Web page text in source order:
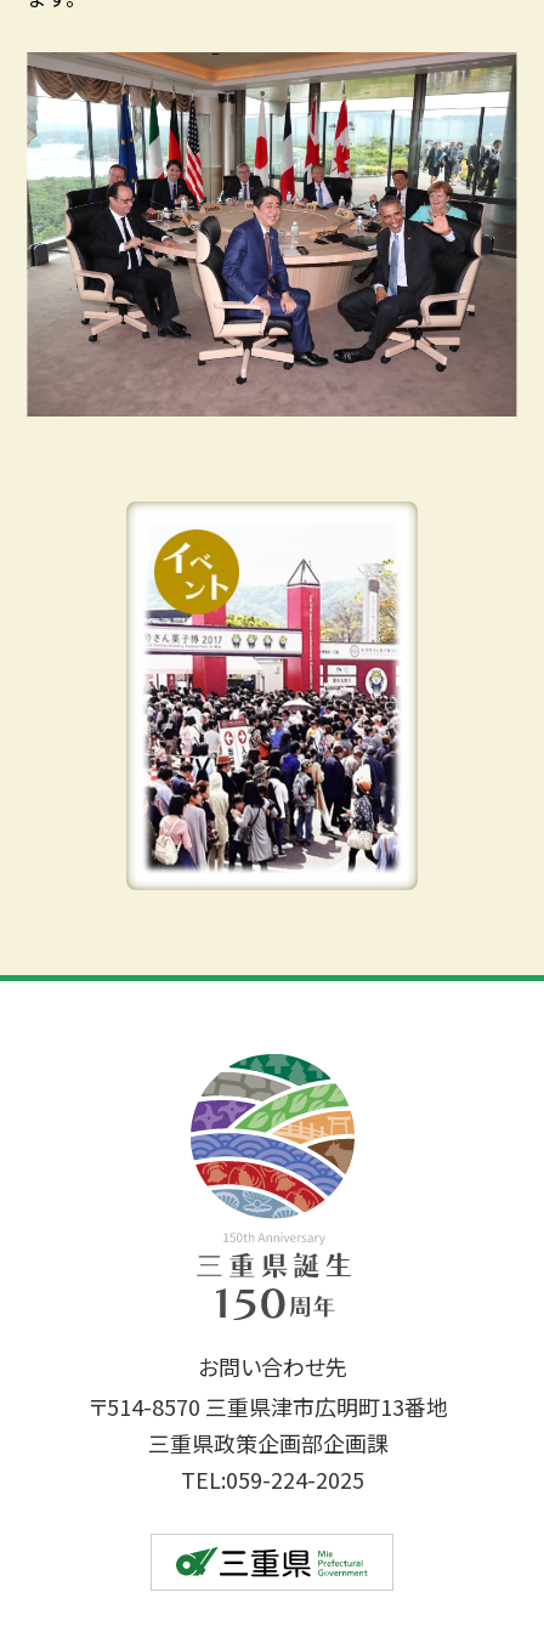
お問い合わせ先
〒514-8570 三重県津市広明町13番地
三重県政策企画部企画課
TEL:059-224-2025